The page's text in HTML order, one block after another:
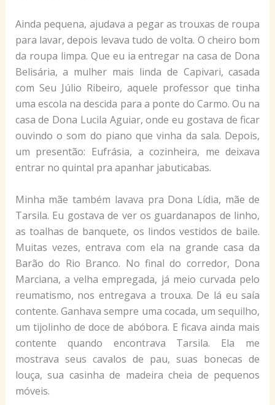
Ainda pequena, ajudava a pegar as trouxas de roupa
para lavar, depois levava tudo de volta. O cheiro bom
da roupa limpa. Que eu ia entregar na casa de Dona
Belisária, a mulher mais linda de Capivari, casada
com Seu Júlio Ribeiro, aquele professor que tinha
uma escola na descida para a ponte do Carmo. Ou na
casa de Dona Lucila Aguiar, onde eu gostava de ficar
ouvindo o som do piano que vinha da sala. Depois,
um presentão: Eufrásia, a cozinheira, me deixava
entrar no quintal pra apanhar jabuticabas.
Minha mãe também lavava pra Dona Lídia, mãe de
Tarsila. Eu gostava de ver os guardanapos de linho,
as toalhas de banquete, os lindos vestidos de baile.
Muitas vezes, entrava com ela na grande casa da
Barão do Rio Branco. No final do corredor, Dona
Marciana, a velha empregada, já meio curvada pelo
reumatismo, nos entregava a trouxa. De lá eu saía
contente. Ganhava sempre uma cocada, um sequilho,
um tijolinho de doce de abóbora. E ficava ainda mais
contente quando encontrava Tarsila. Ela me
mostrava seus cavalos de pau, suas bonecas de
louça, sua casinha de madeira cheia de pequenos
móveis.